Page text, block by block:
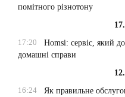
помітного різнотону
17:20
Homsi: сервіс, який
домашні справи
16:24
Як правильне